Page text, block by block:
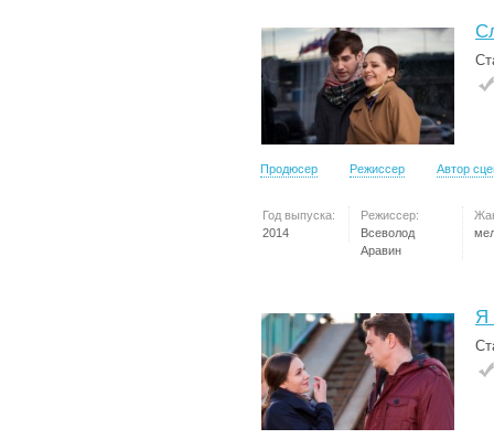
Продюсер Режиссер Автор
Год выпуска:
2014
Режиссер:
Всеволод
Аравин
Я